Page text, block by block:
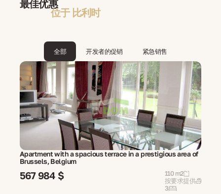
最佳优惠
位于 比利时
全部 开发者的促销 紧急销售
Apartment with a spacious terrace in a prestigious area of
Brussels, Belgium
567 984 $
110 m2
按要求提供
3